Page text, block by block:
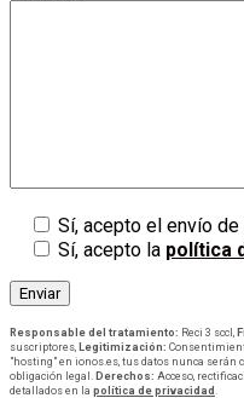
Sí, acepto el envío
Sí, acepto la política
Responsable del tratamiento: Reci 3 sccl,
suscriptores, Legitimización:
"hosting" en ionos.es, tus datos nunca serán
obligación legal. Derechos: Acceso,
detallados en la política de privacidad .